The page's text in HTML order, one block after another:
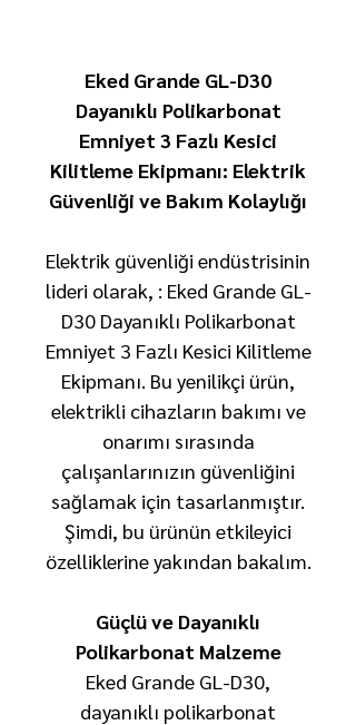
Eked Grande GL-D30
Dayanıklı Polikarbonat
Emniyet 3 Fazlı Kesici
Kilitleme Ekipmanı: Elektrik
Güvenliği ve Bakım Kolaylığı
Elektrik güvenliği endüstrisinin
lideri olarak, : Eked Grande GL-
D30 Dayanıklı Polikarbonat
Emniyet 3 Fazlı Kesici Kilitleme
Ekipmanı. Bu yenilikçi ürün,
elektrikli cihazların bakımı ve
onarımı sırasında
çalışanlarınızın güvenliğini
sağlamak için tasarlanmıştır.
Şimdi, bu ürünün etkileyici
özelliklerine yakından bakalım.
Güçlü ve Dayanıklı
Polikarbonat Malzeme
Eked Grande GL-D30,
dayanıklı polikarbonat